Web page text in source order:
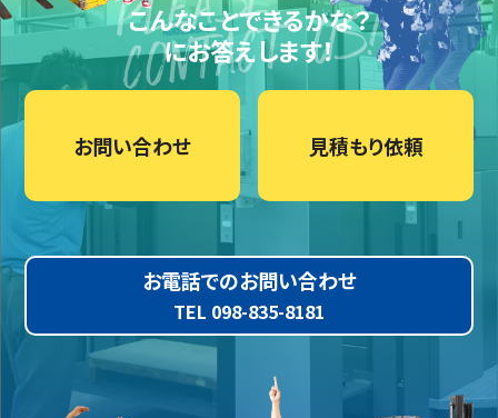
こんなことできるかな？
にお答えします！
お問い合わせ 見積もり依頼
お電話でのお問い合わせ
TEL 098-835-8181